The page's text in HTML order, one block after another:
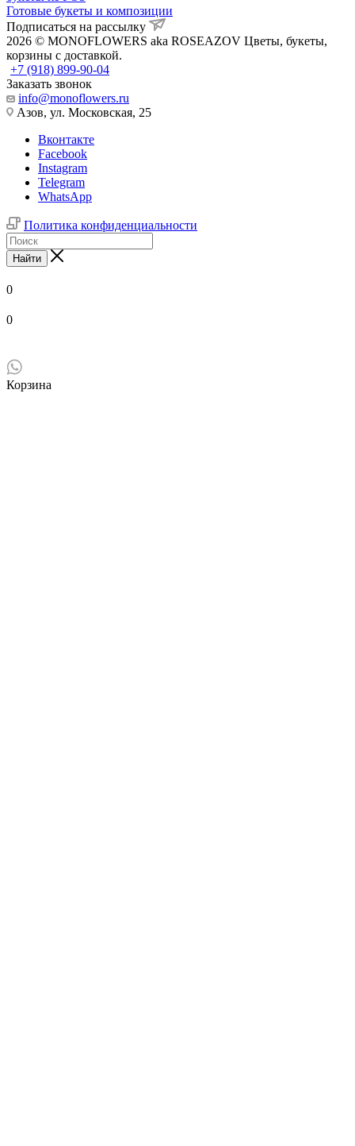
Готовые букеты и композиции
Подписаться на рассылку
2026 © MONOFLOWERS aka ROSEAZOV Цветы, букеты,
корзины с доставкой.
+7 (918) 899-90-04
Заказать звонок
info@monoflowers.ru
Азов, ул. Московская, 25
Вконтакте
Facebook
Instagram
Telegram
WhatsApp
Политика конфиденциальности
Найти
0
0
Корзина